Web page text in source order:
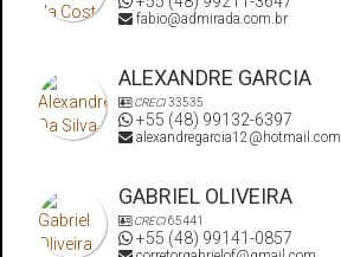
fabio@admirada.com.br
ALEXANDRE GARCIA
CRECI33535
+55 (48) 99132-6397
alexandregarcia12@hotmail.com
GABRIEL OLIVEIRA
CRECI65441
+55 (48) 99141-0857